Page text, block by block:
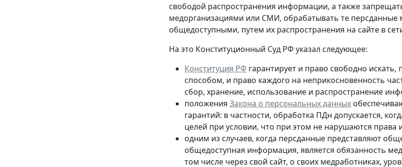
свободой распространения информации, а также
медорганизациями или СМИ, обрабатывать те персданные
общедоступными, путем их распространения на сайте в
На это Конституционный Суд РФ указал следующее:
Конституция РФ гарантирует и право свободно
способом, и право каждого на неприкосновенность
сбор, хранение, использование и распространение
положения Закона о персональных данных
гарантий: в частности, обработка ПДн допускается,
целей при условии, что при этом не нарушаются права
одним из случаев, когда персданные представляют
общедоступная информация, является обязанность
том числе через свой сайт, о своих медработниках,